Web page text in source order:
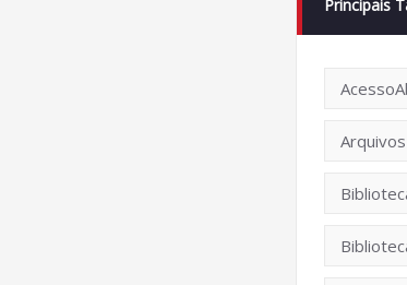
Principais
Arquivos